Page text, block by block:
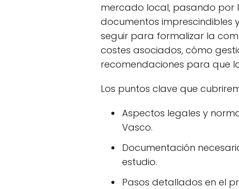
mercado local, pasando por
documentos imprescindibles
seguir para formalizar la
costes asociados, cómo
recomendaciones para que
Los puntos clave que
Aspectos legales y
Vasco.
Documentación
estudio.
Pasos detallados en el